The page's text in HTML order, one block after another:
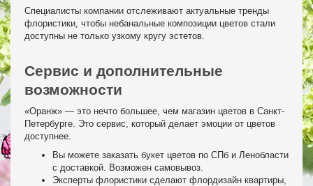
Специалисты компании отслеживают актуальные тренды
флористики, чтобы небанальные композиции цветов стали
доступны не только узкому кругу эстетов.
Сервис и дополнительные
возможности
«Оранж» — это нечто большее, чем магазин цветов в Санкт-
Петербурге. Это сервис, который делает эмоции от цветов
доступнее.
Вы можете заказать букет цветов по СПб и Ленобласти
с доставкой. Возможен самовывоз.
Эксперты флористики сделают флордизайн квартиры,